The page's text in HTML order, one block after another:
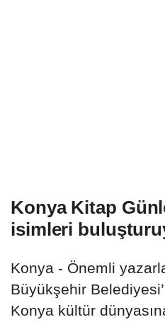
Konya Kitap
isimleri
Konya - Önemli
Büyükşehir
Konya kültür